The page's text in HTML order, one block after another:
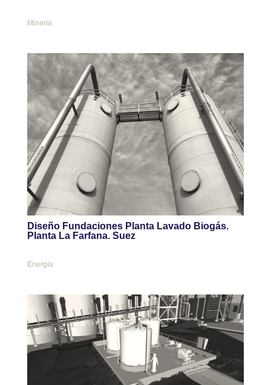
Minería
Diseño Fundaciones Planta Lavado Biogás.
Planta La Farfana. Suez
Energía